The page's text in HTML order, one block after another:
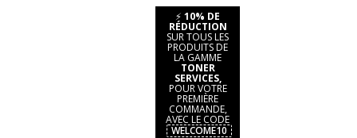
⚡ 10% DE
RÉDUCTION
SUR TOUS LES
PRODUITS DE
LA GAMME
TONER
SERVICES,
POUR VOTRE
PREMIÈRE
COMMANDE,
AVEC LE CODE
WELCOME10